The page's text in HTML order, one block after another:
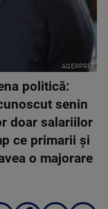
AGERPRES
politică:
senin
doar salariilor
ce primarii și
o majorare